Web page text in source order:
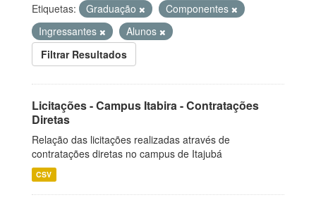
Etiquetas:
Graduação
Componentes
Ingressantes
Alunos
Filtrar Resultados
Licitações - Campus Itabira - Contratações
Diretas
Relação das licitações realizadas através de
contratações diretas no campus de Itajubá
CSV